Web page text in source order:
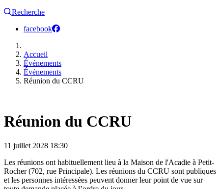
Recherche
facebook
Accueil
Événements
Événements
Réunion du CCRU
Réunion du CCRU
11 juillet 2028 18:30
Les réunions ont habituellement lieu à la Maison de l'Acadie à Petit-
Rocher (702, rue Principale). Les réunions du CCRU sont publiques
et les personnes intéressées peuvent donner leur point de vue sur